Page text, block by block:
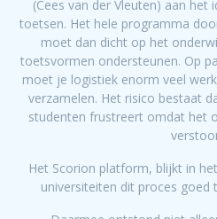
(Cees van der Vleuten) aan
toetsen. Het hele programma
moet dan dicht op het
toetsvormen ondersteunen. Op
moet je logistiek enorm veel
verzamelen. Het risico bestaat
studenten frustreert omdat het
Het Scorion platform, blijkt in
universiteiten dit proces goed